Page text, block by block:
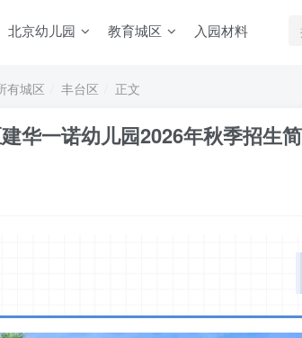
北京幼儿园 教育城区 入园材料
有城区 丰台区 正文
华一诺幼儿园2026年秋季招生